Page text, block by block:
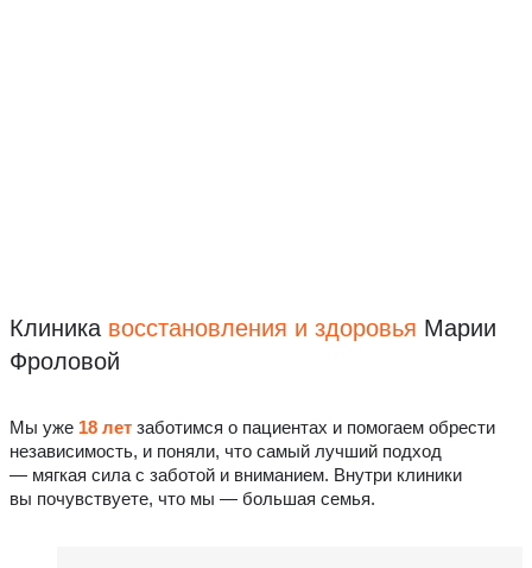
Клиника восстановления и здоровья Марии
Фроловой
Мы уже 18 лет заботимся о пациентах и помогаем обрести
независимость, и поняли, что самый лучший подход
— мягкая сила с заботой и вниманием. Внутри клиники
вы почувствуете, что мы — большая семья.